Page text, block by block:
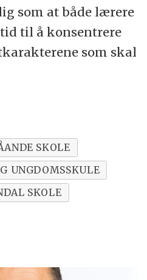
som at både lærere
til å konsentrere
som skal
SKOLE
UNGDOMSSKULE
SKOLE